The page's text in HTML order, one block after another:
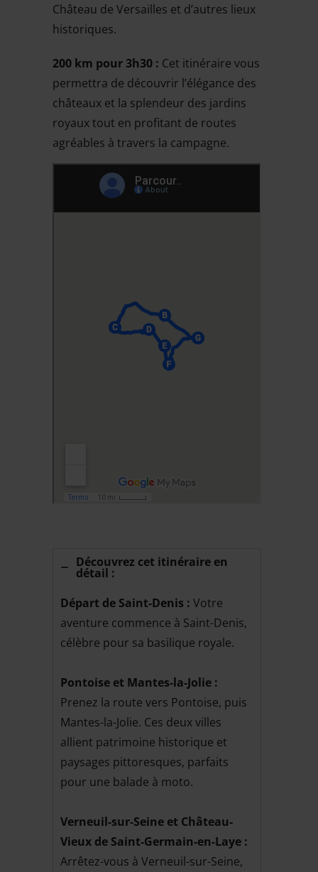
Château de Versailles et d’autres lieux
historiques.
200 km pour 3h30 : Cet itinéraire vous
permettra de découvrir l’élégance des
châteaux et la splendeur des jardins
royaux tout en profitant de routes
agréables à travers la campagne.
Découvrez cet itinéraire en
détail :
Départ de Saint-Denis : Votre
aventure commence à Saint-Denis,
célèbre pour sa basilique royale.
Pontoise et Mantes-la-Jolie :
Prenez la route vers Pontoise, puis
Mantes-la-Jolie. Ces deux villes
allient patrimoine historique et
paysages pittoresques, parfaits
pour une balade à moto.
Verneuil-sur-Seine et Château-
Vieux de Saint-Germain-en-Laye :
Arrêtez-vous à Verneuil-sur-Seine,